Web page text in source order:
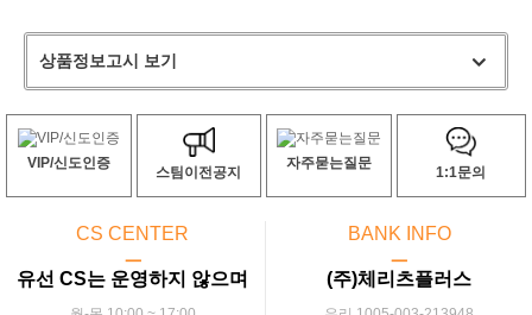
상품정보고시 보기
VIP/신도인증
스팀이전공지
자주묻는질문
1:1문의
CS CENTER
ㅡ
유선 CS는 운영하지 않으며
BANK INFO
ㅡ
(주)체리츠플러스